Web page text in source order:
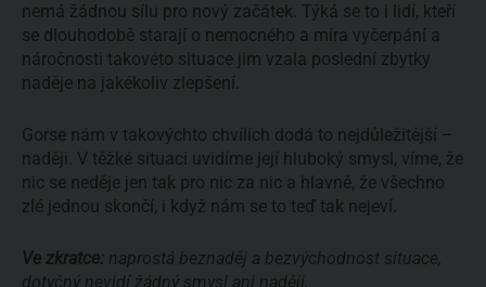
nemá žádnou sílu pro nový začátek. Týká se to i lidí, kteří
se dlouhodobě starají o nemocného a míra vyčerpání a
náročnosti takovéto situace jim vzala poslední zbytky
naděje na jakékoliv zlepšení.
Gorse nám v takovýchto chvílích dodá to nejdůležitější –
naději. V těžké situaci uvidíme její hluboký smysl, víme, že
nic se neděje jen tak pro nic za nic a hlavně, že všechno
zlé jednou skončí, i když nám se to teď tak nejeví.
Ve zkratce: naprostá beznaděj a bezvýchodnost situace,
dotyčný nevidí žádný smysl ani naději.